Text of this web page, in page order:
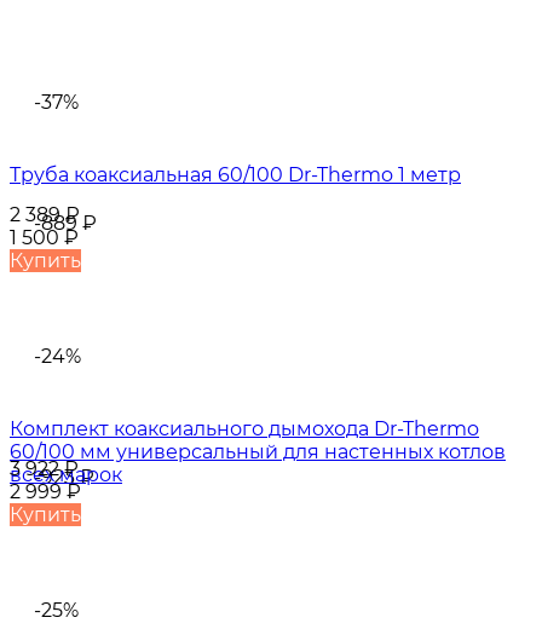
-37%
-889₽
Труба коаксиальная 60/100 Dr-Thermo 1 метр
2 389₽
1 500₽
Купить
-24%
-923₽
Комплект коаксиального дымохода Dr-Thermo​​
60/100 мм универсальный для настенных котлов
всех марок
3 922₽
2 999₽
Купить
-25%